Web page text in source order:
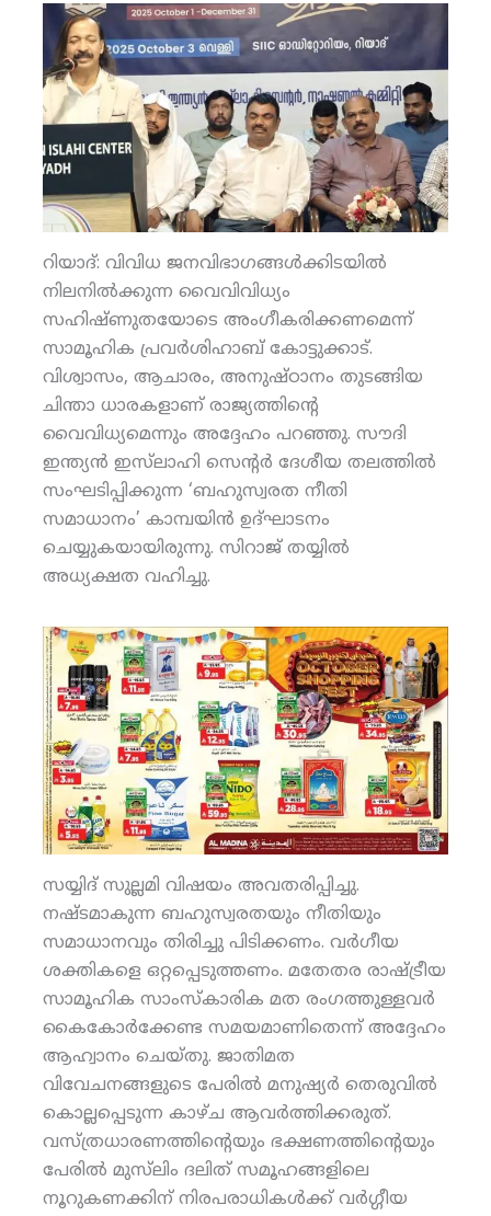
റിയാദ്: വിവിധ ജനവിഭാഗങ്ങള്‍ക്കിടയില്‍
നിലനില്‍ക്കുന്ന വൈവിവിധ്യം
സഹിഷ്ണുതയോടെ അംഗീകരിക്കണമെന്ന്
സാമൂഹിക പ്രവര്‍ശിഹാബ് കോട്ടുക്കാട്.
വിശ്വാസം, ആചാരം, അനുഷ്ഠാനം തുടങ്ങിയ
ചിന്താ ധാരകളാണ് രാജ്യത്തിന്റെ
വൈവിധ്യമെന്നും അദ്ദേഹം പറഞ്ഞു. സൗദി
ഇന്ത്യന്‍ ഇസ്‌ലാഹി സെന്റര്‍ ദേശീയ തലത്തില്‍
സംഘടിപ്പിക്കുന്ന ‘ബഹുസ്വരത നീതി
സമാധാനം’ കാമ്പയിന്‍ ഉദ്ഘാടനം
ചെയ്യുകയായിരുന്നു. സിറാജ് തയ്യില്‍
അധ്യക്ഷത വഹിച്ചു.
സയ്യിദ് സുല്ലമി വിഷയം അവതരിപ്പിച്ചു.
നഷ്ടമാകുന്ന ബഹുസ്വരതയും നീതിയും
സമാധാനവും തിരിച്ചു പിടിക്കണം. വര്‍ഗീയ
ശക്തികളെ ഒറ്റപ്പെടുത്തണം. മതേതര രാഷ്ട്രീയ
സാമൂഹിക സാംസ്‌കാരിക മത രംഗത്തുള്ളവര്‍
കൈകോര്‍ക്കേണ്ട സമയമാണിതെന്ന് അദ്ദേഹം
ആഹ്വാനം ചെയ്തു. ജാതിമത
വിവേചനങ്ങളുടെ പേരില്‍ മനുഷ്യര്‍ തെരുവില്‍
കൊല്ലപ്പെടുന്ന കാഴ്ച ആവര്‍ത്തിക്കരുത്.
വസ്ത്രധാരണത്തിന്റെയും ഭക്ഷണത്തിന്റെയും
പേരില്‍ മുസ്‌ലിം ദലിത് സമൂഹങ്ങളിലെ
നൂറുകണക്കിന് നിരപരാധികള്‍ക്ക് വര്‍ഗ്ഗീയ